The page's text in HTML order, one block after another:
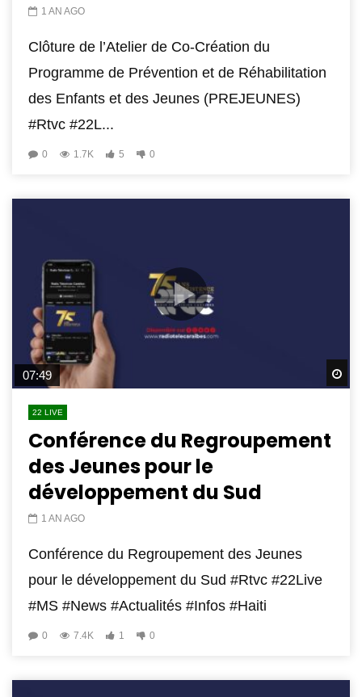
1 AN AGO
Clôture de l’Atelier de Co-Création du
Programme de Prévention et de Réhabilitation
des Enfants et des Jeunes (PREJEUNES)
#Rtvc #22L...
0 1.7K 5 0
07:49
22 LIVE
Conférence du Regroupement
des Jeunes pour le
développement du Sud
1 AN AGO
Conférence du Regroupement des Jeunes
pour le développement du Sud #Rtvc #22Live
#MS #News #Actualités #Infos #Haiti
0 7.4K 1 0